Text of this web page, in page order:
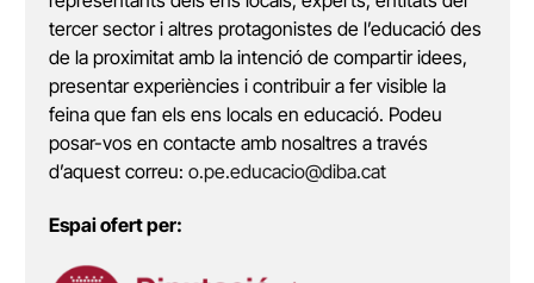
tercer sector i altres protagonistes de l’educació des
de la proximitat amb la intenció de compartir idees,
presentar experiències i contribuir a fer visible la
feina que fan els ens locals en educació. Podeu
posar-vos en contacte amb nosaltres a través
d’aquest correu: o.pe.educacio@diba.cat
Espai ofert per: